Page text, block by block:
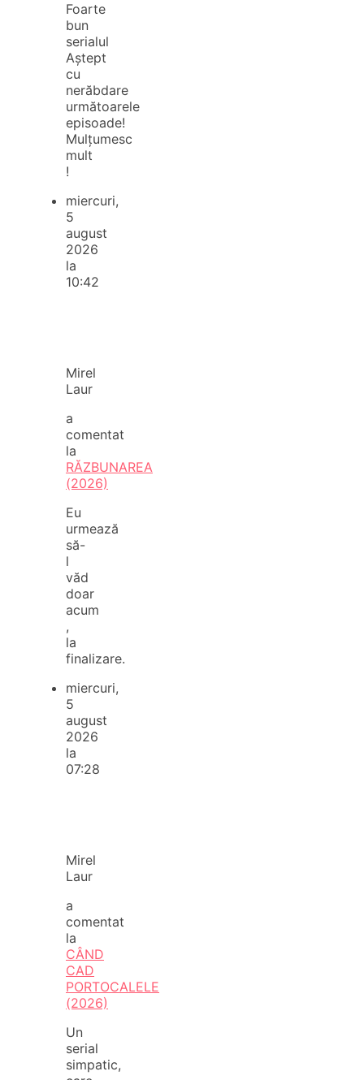
Foarte
bun
serialul
Aștept
cu
nerăbdare
următoarele
episoade!
Mulțumesc
mult
!
miercuri,
5
august
2026
la
10:42
Mirel
Laur
a
comentat
la
RĂZBUNAREA
(2026)
Eu
urmează
să-
l
văd
doar
acum
,
la
finalizare.
miercuri,
5
august
2026
la
07:28
Mirel
Laur
a
comentat
la
CÂND
CAD
PORTOCALELE
(2026)
Un
serial
simpatic,